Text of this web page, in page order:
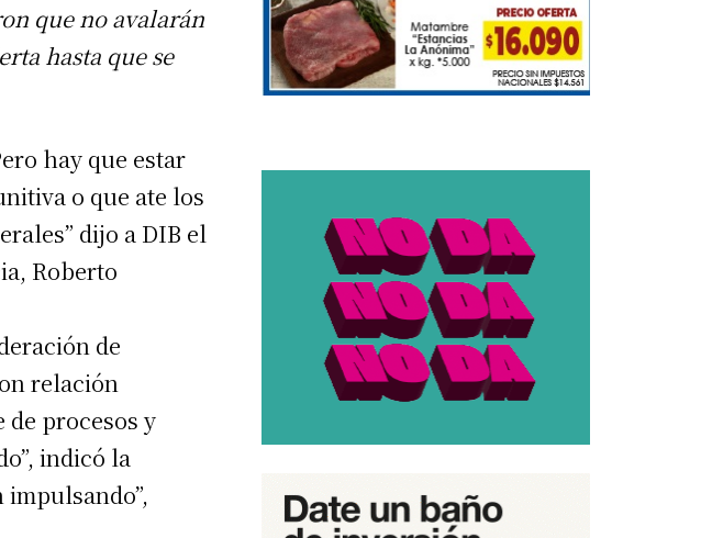
que no avalarán
hasta que se
hay que estar
o que ate los
dijo a DIB el
Roberto
de
relación
procesos y
indicó la